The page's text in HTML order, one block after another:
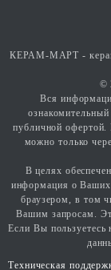
КЕРАМ-МАРТ -
©
Вся
публичной офертой.
можно только
В целях
информация о Ваших
браузером, в том
Вашим запросам.
Если Вы пользуетесь
Техническая